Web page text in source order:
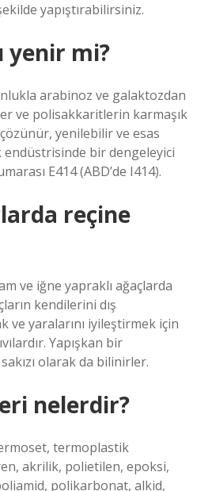
yapıştırabilirsiniz.
yenir mi?
arabinoz ve galaktozdan
ve polisakkaritlerin karmaşık
çözünür, yenilebilir ve esas
endüstrisinde bir dengeleyici
E414 (ABD’de I414).
reçine
ve iğne yapraklı ağaçlarda
kendilerini dış
ve yaralarını iyileştirmek için
Yapışkan bir
olarak da bilinirler.
nelerdir?
termoplastik
akrilik, polietilen, epoksi,
polikarbonat, alkid,